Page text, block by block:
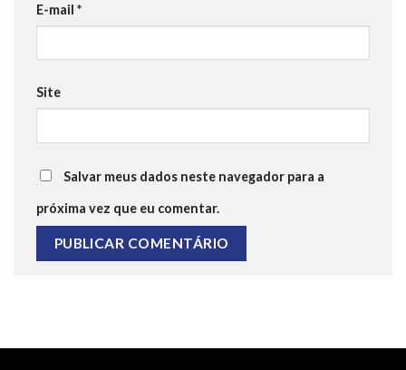
E-mail *
Site
Salvar meus dados neste navegador para a
próxima vez que eu comentar.